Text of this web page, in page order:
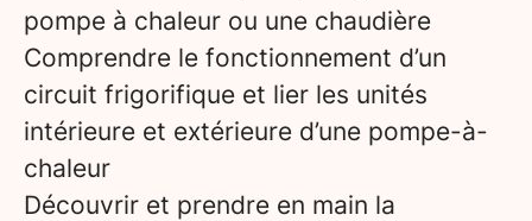
pompe à chaleur ou une chaudière
Comprendre le fonctionnement d’un
circuit frigorifique et lier les unités
intérieure et extérieure d’une pompe-à-
chaleur
Découvrir et prendre en main la